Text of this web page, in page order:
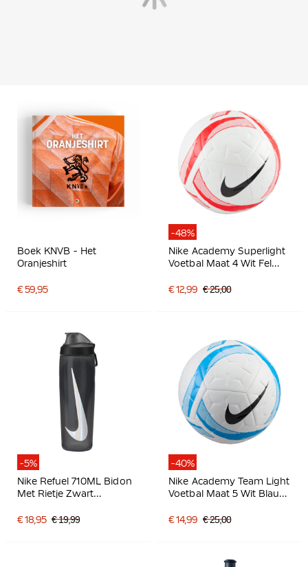
Boek KNVB - Het
Oranjeshirt
€ 59,95
-48%
Nike Academy Superlight
Voetbal Maat 4 Wit Fel
€ 12,99 € 25,00
-5%
Nike Refuel 710ML Bidon
Met Rietje Zwart
€ 18,95 € 19,99
-40%
Nike Academy Team Light
Voetbal Maat 5 Wit Blauw
€ 14,99 € 25,00